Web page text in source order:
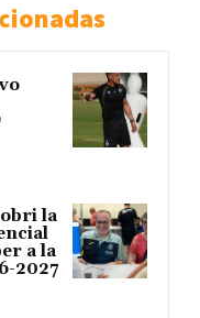
la
a la
2027